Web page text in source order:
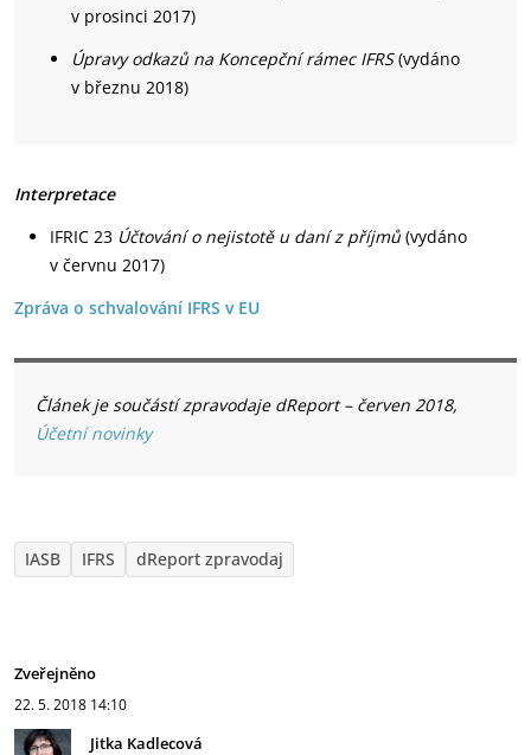
v prosinci 2017)
Úpravy odkazů na Koncepční rámec IFRS(vydáno
v březnu 2018)
Interpretace
IFRIC 23 Účtování o nejistotě u daní z příjmů(vydáno
v červnu 2017)
Zpráva o schvalování IFRS v EU
Článek je součástí zpravodaje dReport – červen 2018,
Účetní novinky
IASB IFRS dReport zpravodaj
Zveřejněno
22. 5. 2018 14:10
Jitka Kadlecová